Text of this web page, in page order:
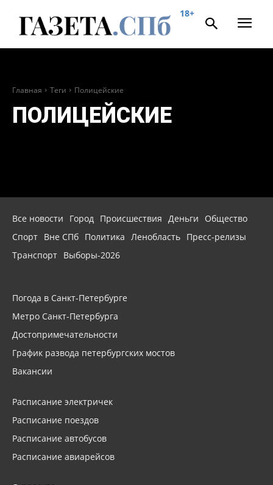
18+
Главная Теги Полицейские
ПОЛИЦЕЙСКИЕ
Все новости Город Происшествия Деньги
Общество
Спорт Вне СПб Политика Ленобласть Пресс-релизы
Транспорт Выборы-2026
Погода в Санкт-Петербурге
Метро Санкт-Петербурга
Достопримечательности
График развода петербургских мостов
Вакансии
Расписание электричек
Расписание поездов
Расписание автобусов
Расписание авиарейсов